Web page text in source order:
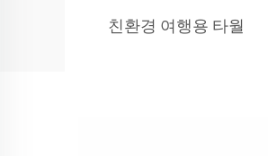
친환경 여행용 타월